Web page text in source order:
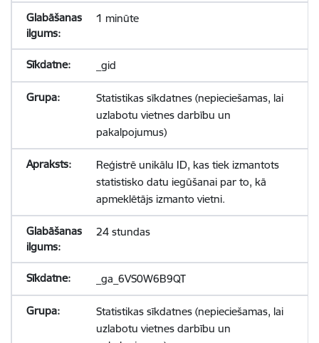
1 minūte
_gid
Statistikas sīkdatnes (nepieciešamas, lai
uzlabotu vietnes darbību un
pakalpojumus)
Reģistrē unikālu ID, kas tiek izmantots
statistisko datu iegūšanai par to, kā
apmeklētājs izmanto vietni.
24 stundas
_ga_6VS0W6B9QT
Statistikas sīkdatnes (nepieciešamas, lai
uzlabotu vietnes darbību un